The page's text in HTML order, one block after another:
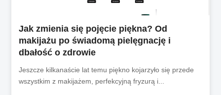
Jak zmienia się pojęcie piękna? Od
makijażu po świadomą pielęgnację i
dbałość o zdrowie
Jeszcze kilkanaście lat temu piękno kojarzyło się przede
wszystkim z makijażem, perfekcyjną fryzurą i...